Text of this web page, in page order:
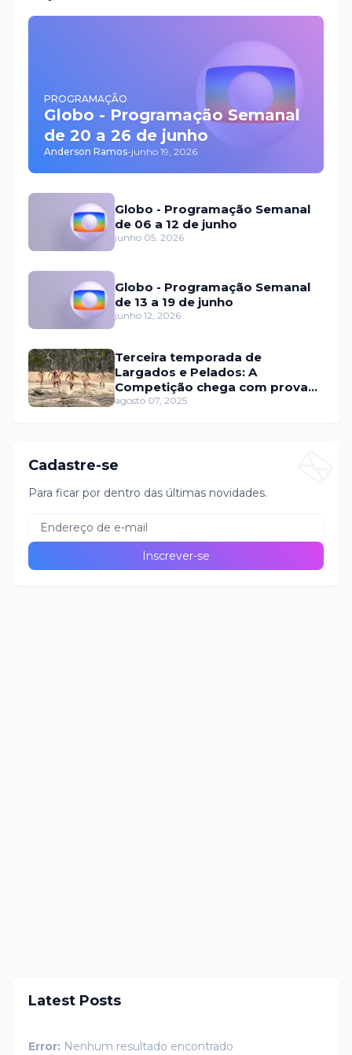
PROGRAMAÇÃO
Globo - Programação Semanal
de 20 a 26 de junho
Anderson Ramos-junho 19, 2026
Globo - Programação Semanal
de 06 a 12 de junho
junho 05, 2026
Globo - Programação Semanal
de 13 a 19 de junho
junho 12, 2026
Terceira temporada de
Largados e Pelados: A
Competição chega com provas
intensas na Austrália
agosto 07, 2025
Cadastre-se
Para ficar por dentro das últimas novidades.
Latest Posts
Error: Nenhum resultado encontrado